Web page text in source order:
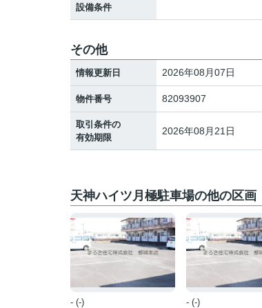
設備条件
その他
情報更新日 2026年08月07日
物件番号 82093907
取引条件の
有効期限
2026年08月21日
天神ハイツ月極駐車場の他の区画
- (-) - (-)